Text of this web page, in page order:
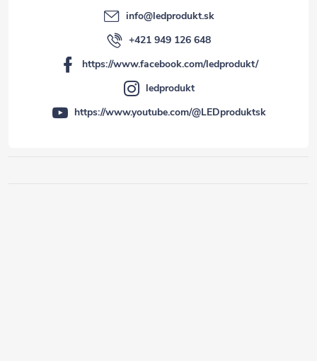
info@ledprodukt.sk
+421 949 126 648
https://www.facebook.com/ledprodukt/
ledprodukt
https://www.youtube.com/@LEDproduktsk